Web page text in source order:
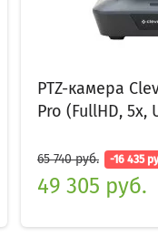
PTZ-камера
Pro (FullHD, 5x,
65 740 руб. -16 435
49 305 руб.